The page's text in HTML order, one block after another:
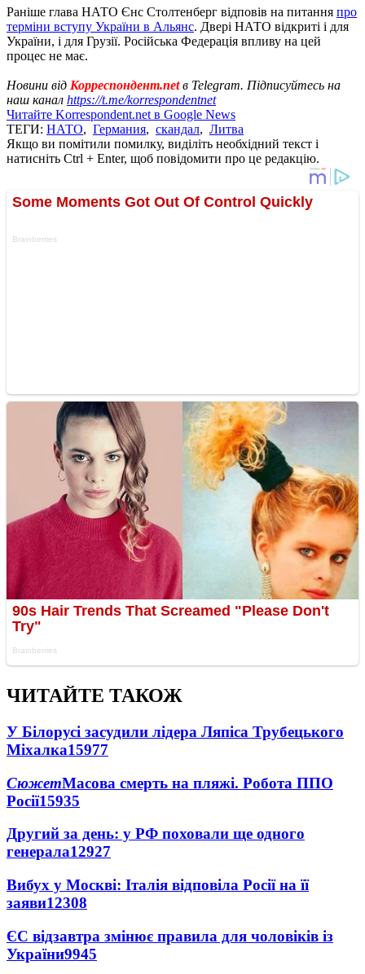
Раніше глава НАТО Єнс Столтенберг відповів на питання про
терміни вступу України в Альянс. Двері НАТО відкриті і для
України, і для Грузії. Російська Федерація впливу на цей
процес не має.
Новини від Корреспондент.netв Telegram. Підписуйтесь на
наш канал https://t.me/korrespondentnet
Читайте Korrespondent.net в Google News
ТЕГИ: НАТО, Германия, скандал, Литва
Якщо ви помітили помилку, виділіть необхідний текст і
натисніть Ctrl + Enter, щоб повідомити про це редакцію.
ЧИТАЙТЕ ТАКОЖ
У Білорусі засудили лідера Ляпіса Трубецького
Міхалка15977
СюжетМасова смерть на пляжі. Робота ППО
Росії15935
Другий за день: у РФ поховали ще одного
генерала12927
Вибух у Москві: Італія відповіла Росії на її
заяви12308
ЄС відзавтра змінює правила для чоловіків із
України9945